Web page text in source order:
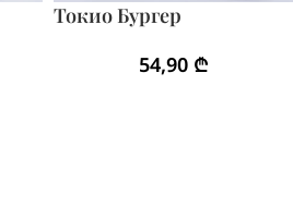
Токио Бургер
54,90 ₾